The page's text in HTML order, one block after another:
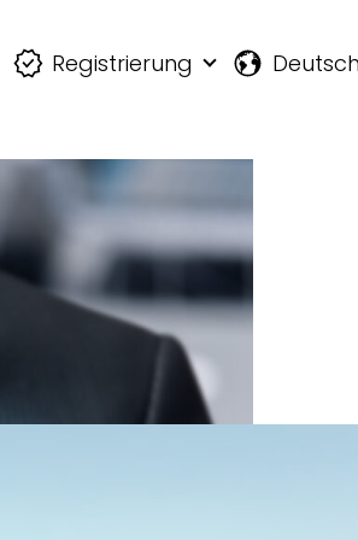
Registrierung Deutsch